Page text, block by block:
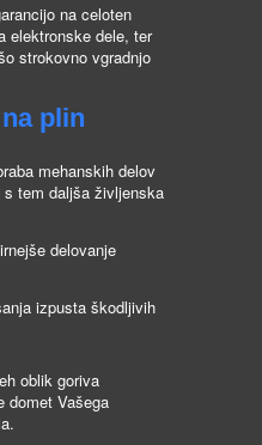
na celoten
elektronske dele, ter
strokovno vgradnjo
plin
mehanskih delov
s tem daljša življenska
delovanje
izpusta škodljivih
oblik goriva
domet Vašega